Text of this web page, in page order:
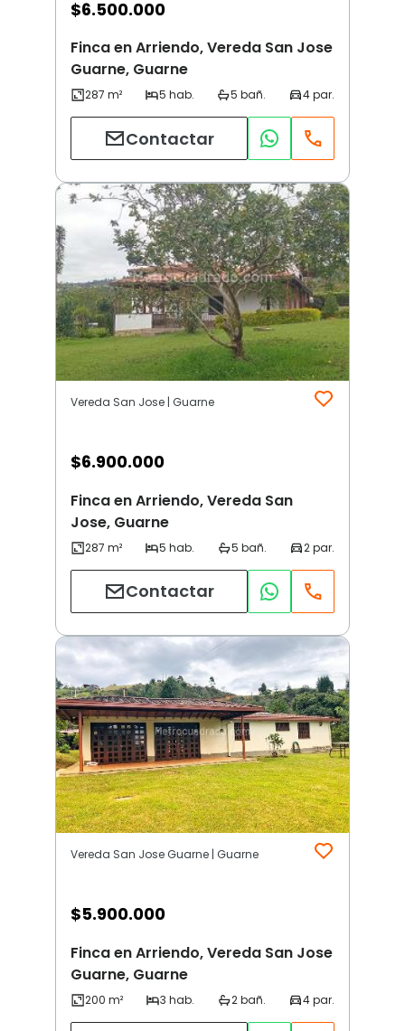
$6.500.000
Finca en Arriendo, Vereda San Jose
Guarne, Guarne
Contactar
Vereda San Jose | Guarne
$6.900.000
Finca en Arriendo, Vereda San
Jose, Guarne
Contactar
Vereda San Jose Guarne | Guarne
$5.900.000
Finca en Arriendo, Vereda San Jose
Guarne, Guarne